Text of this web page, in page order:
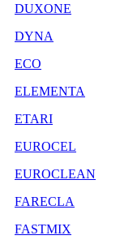
DUXONE
DYNA
ECO
ELEMENTA
ETARI
EUROCEL
EUROCLEAN
FARECLA
FASTMIX